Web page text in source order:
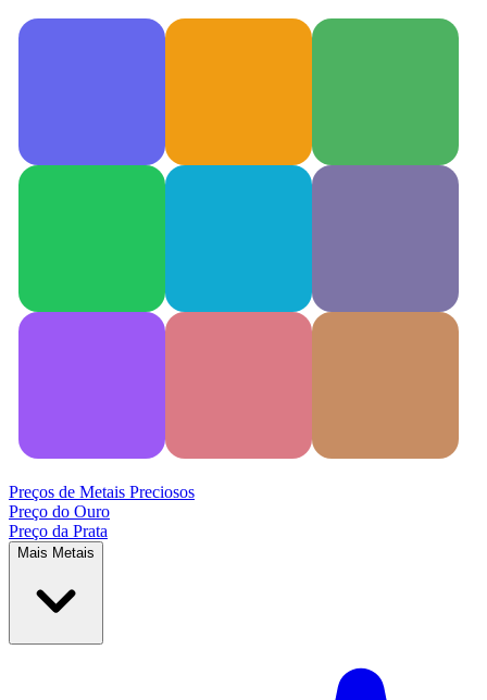
Preços de Metais Preciosos
Preço do Ouro
Preço da Prata
Mais Metais